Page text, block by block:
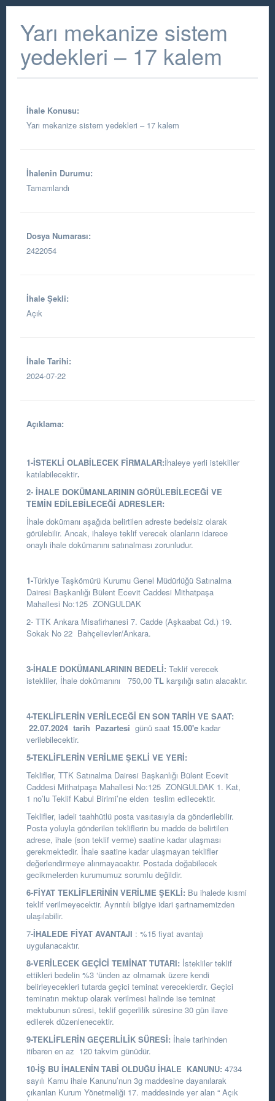
Yarı mekanize sistem
yedekleri – 17 kalem
İhale Konusu:
Yarı mekanize sistem yedekleri – 17 kalem
İhalenin Durumu:
Tamamlandı
Dosya Numarası:
2422054
İhale Şekli:
Açık
İhale Tarihi:
2024-07-22
Açıklama:
1-İSTEKLİ OLABİLECEK FİRMALAR:İhaleye yerli istekliler
katılabilecektir.
2- İHALE DOKÜMANLARININ GÖRÜLEBİLECEĞİ VE
TEMİN EDİLEBİLECEĞİ ADRESLER:
İhale dokümanı aşağıda belirtilen adreste bedelsiz olarak
görülebilir. Ancak, ihaleye teklif verecek olanların idarece
onaylı ihale dokümanını satınalması zorunludur.
1-Türkiye Taşkömürü Kurumu Genel Müdürlüğü Satınalma
Dairesi Başkanlığı Bülent Ecevit Caddesi Mithatpaşa
Mahallesi No:125 ZONGULDAK
2- TTK Ankara Misafirhanesi 7. Cadde (Aşkaabat Cd.) 19.
Sokak No 22 Bahçelievler/Ankara.
3-İHALE DOKÜMANLARININ BEDELİ: Teklif verecek
istekliler, İhale dokümanını 750,00 TL karşılığı satın alacaktır.
4-TEKLİFLERİN VERİLECEĞİ EN SON TARİH VE SAAT:
22.07.2024 tarih Pazartesi günü saat 15.00'e kadar
verilebilecektir.
5-TEKLİFLERİN VERİLME ŞEKLİ VE YERİ:
Teklifler, TTK Satınalma Dairesi Başkanlığı Bülent Ecevit
Caddesi Mithatpaşa Mahallesi No:125 ZONGULDAK 1. Kat,
1 no’lu Teklif Kabul Birimi’ne elden teslim edilecektir.
Teklifler, iadeli taahhütlü posta vasıtasıyla da gönderilebilir.
Posta yoluyla gönderilen tekliflerin bu madde de belirtilen
adrese, ihale (son teklif verme) saatine kadar ulaşması
gerekmektedir. İhale saatine kadar ulaşmayan teklifler
değerlendirmeye alınmayacaktır. Postada doğabilecek
gecikmelerden kurumumuz sorumlu değildir.
6-FİYAT TEKLİFLERİNİN VERİLME ŞEKLİ: Bu ihalede kısmi
teklif verilmeyecektir. Ayrıntılı bilgiye idari şartnamemizden
ulaşılabilir.
7-İHALEDE FİYAT AVANTAJI : %15 fiyat avantajı
uygulanacaktır.
8-VERİLECEK GEÇİCİ TEMİNAT TUTARI: İstekliler teklif
ettikleri bedelin %3 ‘ünden az olmamak üzere kendi
belirleyecekleri tutarda geçici teminat vereceklerdir. Geçici
teminatın mektup olarak verilmesi halinde ise teminat
mektubunun süresi, teklif geçerlilik süresine 30 gün ilave
edilerek düzenlenecektir.
9-TEKLİFLERİN GEÇERLİLİK SÜRESİ: İhale tarihinden
itibaren en az 120 takvim günüdür.
10-İŞ BU İHALENİN TABİ OLDUĞU İHALE KANUNU: 4734
sayılı Kamu ihale Kanunu’nun 3g maddesine dayanılarak
çıkarılan Kurum Yönetmeliği 17. maddesinde yer alan “ Açık